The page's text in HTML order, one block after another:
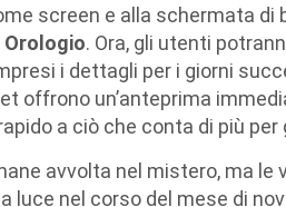
screen e alla schermata di
Orologio. Ora, gli utenti
i dettagli per i giorni
offrono un’anteprima
a ciò che conta di più per
avvolta nel mistero, ma le
luce nel corso del mese di